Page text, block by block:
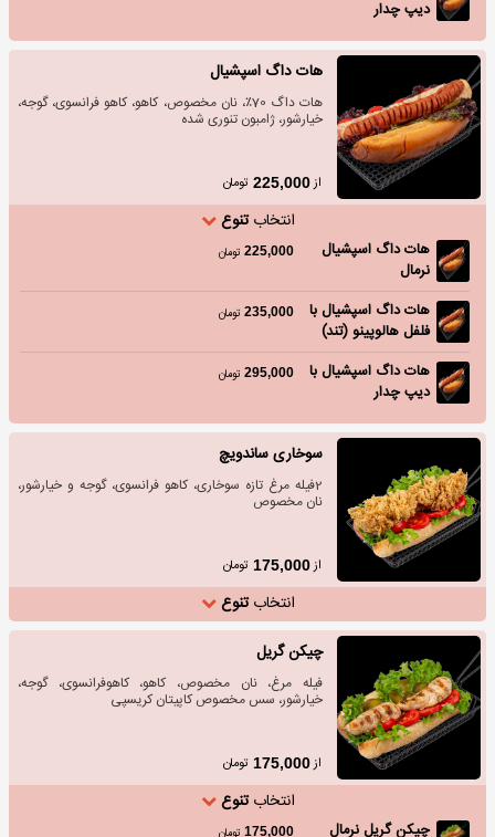
دیپ چدار
هات داگ اسپشیال
هات داگ 70٪، نان مخصوص، کاهو، کاهو فرانسوی، گوجه،
خیارشور، ژامبون تنوری شده
از225,000 تومان
انتخابتنوع
هات داگ اسپشیال
نرمال
225,000 تومان
هات داگ اسپشیال با
فلفل هالوپینو (تند)
235,000 تومان
هات داگ اسپشیال با
دیپ چدار
295,000 تومان
سوخاری ساندویچ
2فیله مرغ تازه سوخاری، کاهو فرانسوی، گوجه و خیارشور،
نان مخصوص
از175,000 تومان
انتخابتنوع
چیکن گریل
فیله مرغ، نان مخصوص، کاهو، کاهوفرانسوی، گوجه،
خیارشور، سس مخصوص کاپیتان کریسپی
از175,000 تومان
انتخابتنوع
چیکن گریل نرمال 175,000